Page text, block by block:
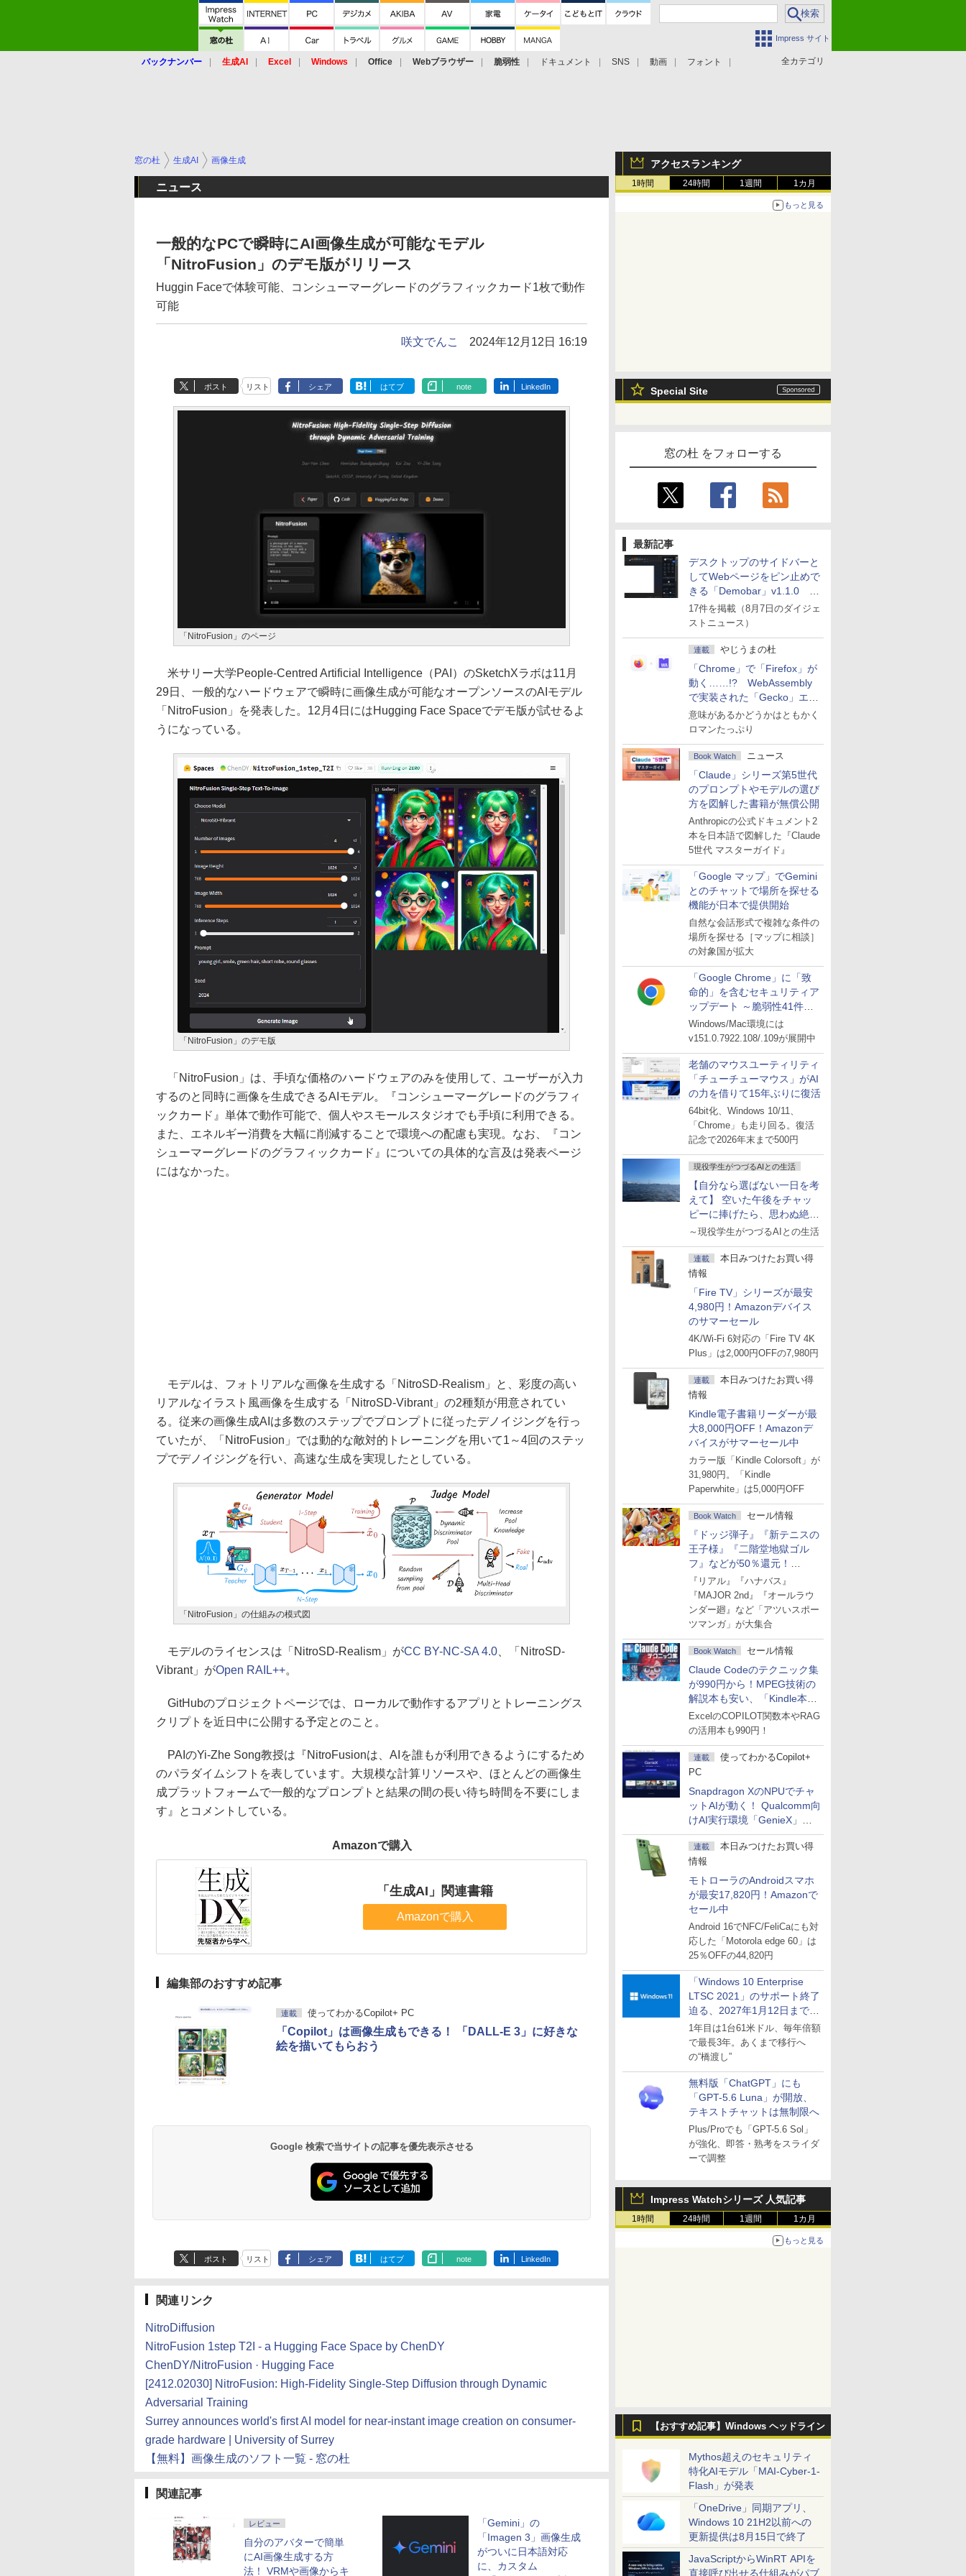
Impress サイト
全カテゴリ
バックナンバー 生成AI Excel Windows Office Webブラウザー 脆弱性 ドキュメント SNS 動画 フォント
アクセスランキング
1時間 24時間 1週間 1カ月
もっと見る
Special Site
窓の杜 をフォローする
最新記事
デスクトップのサイドバーと
してWebページをピン止めで
きる「Demobar」v1.1.0 ほ
か
17件を掲載（8月7日のダイジェ
ストニュース）
連載 やじうまの杜
「Chrome」で「Firefox」が
動く……!? WebAssembly
で実装された「Gecko」エン
ジン
意味があるかどうかはともかく
ロマンたっぷり
Book Watch ニュース
「Claude」シリーズ第5世代
のプロンプトやモデルの選び
方を図解した書籍が無償公開
Anthropicの公式ドキュメント2
本を日本語で図解した『Claude
5世代 マスターガイド』
「Google マップ」でGemini
とのチャットで場所を探せる
機能が日本で提供開始
自然な会話形式で複雑な条件の
場所を探せる［マップに相談］
の対象国が拡大
「Google Chrome」に「致
命的」を含むセキュリティア
ップデート ～脆弱性41件に
対処
Windows/Mac環境には
v151.0.7922.108/.109が展開中
老舗のマウスユーティリティ
「チューチューマウス」がAI
の力を借りて15年ぶりに復活
64bit化、Windows 10/11、
「Chrome」も走り回る。復活
記念で2026年末まで500円
現役学生がつづるAIとの生活
【自分なら選ばない一日を考
えて】 空いた午後をチャッ
ピーに捧げたら、思わぬ絶景
に出会った話
～現役学生がつづるAIとの生活
連載
本日みつけたお買い得
情報
「Fire TV」シリーズが最安
4,980円！Amazonデバイス
のサマーセール
4K/Wi-Fi 6対応の「Fire TV 4K
Plus」は2,000円OFFの7,980円
連載
本日みつけたお買い得
情報
Kindle電子書籍リーダーが最
大8,000円OFF！Amazonデ
バイスがサマーセール中
カラー版「Kindle Colorsoft」が
31,980円。「Kindle
Paperwhite」は5,000円OFF
Book Watch セール情報
『ドッジ弾子』『新テニスの
王子様』『二階堂地獄ゴル
フ』などが50％還元！
Amazonマンガ週末セール
『リアル』『ハナバス』
『MAJOR 2nd』『オールラウ
ンダー廻』など「アツいスポー
ツマンガ」が大集合
Book Watch セール情報
Claude Codeのテクニック集
が990円から！MPEG技術の
解説本も安い、「Kindle本サ
マーセール」第2弾開始！
ExcelのCOPILOT関数本やRAG
の活用本も990円！
連載
使ってわかるCopilot+
PC
Snapdragon XのNPUでチャ
ットAIが動く！ Qualcomm向
けAI実行環境「GenieX」を
試してみた
連載
本日みつけたお買い得
情報
モトローラのAndroidスマホ
が最安17,820円！Amazonで
セール中
Android 16でNFC/FeliCaにも対
応した「Motorola edge 60」は
25％OFFの44,820円
「Windows 10 Enterprise
LTSC 2021」のサポート終了
迫る、2027年1月12日まで
～ESUは9月1日から販売
1年目は1台61米ドル、毎年倍額
で最長3年。あくまで移行へ
の“橋渡し”
無料版「ChatGPT」にも
「GPT-5.6 Luna」が開放、
テキストチャットは無制限へ
Plus/Proでも「GPT-5.6 Sol」
が強化、即答・熟考をスライダ
ーで調整
Impress Watchシリーズ 人気記事
1時間 24時間 1週間 1カ月
もっと見る
【おすすめ記事】Windows ヘッドライン
Mythos超えのセキュリティ
特化AIモデル「MAI-Cyber-1-
Flash」が発表
「OneDrive」同期アプリ、
Windows 10 21H2以前への
更新提供は8月15日で終了
JavaScriptからWinRT APIを
直接呼び出せる仕組みがパブ
窓の杜 生成AI 画像生成
ニュース
一般的なPCで瞬時にAI画像生成が可能なモデル
「NitroFusion」のデモ版がリリース
Huggin Faceで体験可能、コンシューマーグレードのグラフィックカード1枚で動作
可能
咲文でんこ 2024年12月12日 16:19
ポスト リスト シェア はてブ note LinkedIn
「NitroFusion」のページ
米サリー大学People-Centred Artificial Intelligence（PAI）のSketchXラボは11月
29日、一般的なハードウェアで瞬時に画像生成が可能なオープンソースのAIモデル
「NitroFusion」を発表した。12月4日にはHugging Face Spaceでデモ版が試せるよ
うになっている。
「NitroFusion」のデモ版
「NitroFusion」は、手頃な価格のハードウェアのみを使用して、ユーザーが入力
するのと同時に画像を生成できるAIモデル。『コンシューマーグレードのグラフィ
ックカード』単体で動作可能で、個人やスモールスタジオでも手頃に利用できる。
また、エネルギー消費を大幅に削減することで環境への配慮も実現。なお、『コン
シューマーグレードのグラフィックカード』についての具体的な言及は発表ページ
にはなかった。
モデルは、フォトリアルな画像を生成する「NitroSD-Realism」と、彩度の高い
リアルなイラスト風画像を生成する「NitroSD-Vibrant」の2種類が用意されてい
る。従来の画像生成AIは多数のステップでプロンプトに従ったデノイジングを行っ
ていたが、「NitroFusion」では動的な敵対的トレーニングを用いて1～4回のステッ
プでデノイジングを行い、高速な生成を実現したとしている。
「NitroFusion」の仕組みの模式図
モデルのライセンスは「NitroSD-Realism」がCC BY-NC-SA 4.0 、「NitroSD-
Vibrant」がOpen RAIL++。
GitHubのプロジェクトページでは、ローカルで動作するアプリとトレーニングス
クリプトを近日中に公開する予定とのこと。
PAIのYi-Zhe Song教授は『NitroFusionは、AIを誰もが利用できるようにするため
のパラダイムシフトを表しています。大規模な計算リソースや、ほとんどの画像生
成プラットフォームで一般的なプロンプトと結果の間の長い待ち時間を不要にしま
す』とコメントしている。
Amazonで購入
「生成AI」関連書籍
Amazonで購入
編集部のおすすめ記事
連載 使ってわかるCopilot+ PC
「Copilot」は画像生成もできる！ 「DALL-E 3」に好きな
絵を描いてもらおう
Google 検索で当サイトの記事を優先表示させる
ポスト リスト シェア はてブ note LinkedIn
関連リンク
NitroDiffusion
NitroFusion 1step T2I - a Hugging Face Space by ChenDY
ChenDY/NitroFusion · Hugging Face
[2412.02030] NitroFusion: High-Fidelity Single-Step Diffusion through Dynamic
Adversarial Training
Surrey announces world's first AI model for near-instant image creation on consumer-
grade hardware | University of Surrey
【無料】画像生成のソフト一覧 - 窓の杜
関連記事
レビュー
自分のアバターで簡単
にAI画像生成する方
法！ VRMや画像からキ
「Gemini」の
「Imagen 3」画像生成
がついに日本語対応
に、カスタム